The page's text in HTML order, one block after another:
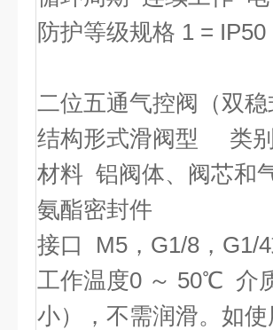
防护等级规格 1 =
二位五通气控阀（双
结构形式滑阀型 类
材料 铝阀体、阀芯和
氨酯密封件
接口 M5，G1/8，G1/
工作温度0 ～ 50℃ 介
小），不需润滑。如